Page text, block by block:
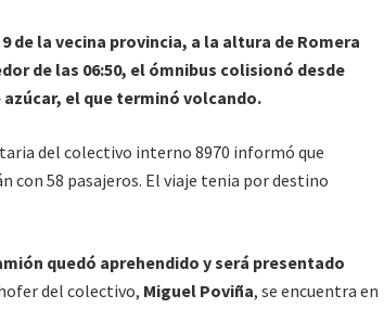
de la vecina provincia, a la altura de Romera
de las 06:50, el ómnibus colisionó desde
el que terminó volcando.
del colectivo interno 8970 informó que
con 58 pasajeros. El viaje tenia por destino
quedó aprehendido y será presentado
del colectivo, Miguel Poviña, se encuentra en